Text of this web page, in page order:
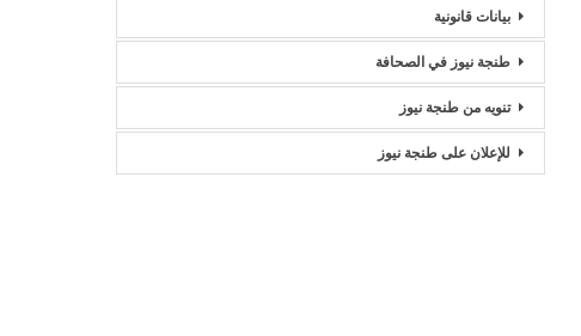
بيانات قانونية
طنجة نيوز في الصحافة
تنويه من طنجة نيوز
للإعلان على طنجة نيوز